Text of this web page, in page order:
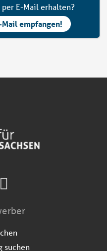
E-Mail erhalten?
empfangen!
suchen